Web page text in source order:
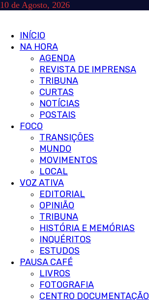
Skip
10 de Agosto, 2026
Primary
Menu
INÍCIO
NA HORA
AGENDA
REVISTA DE IMPRENSA
TRIBUNA
CURTAS
NOTÍCIAS
POSTAIS
FOCO
TRANSIÇÕES
MUNDO
MOVIMENTOS
LOCAL
VOZ ATIVA
EDITORIAL
OPINIÃO
TRIBUNA
HISTÓRIA E MEMÓRIAS
INQUÉRITOS
ESTUDOS
PAUSA CAFÉ
LIVROS
FOTOGRAFIA
CENTRO DOCUMENTAÇÃO